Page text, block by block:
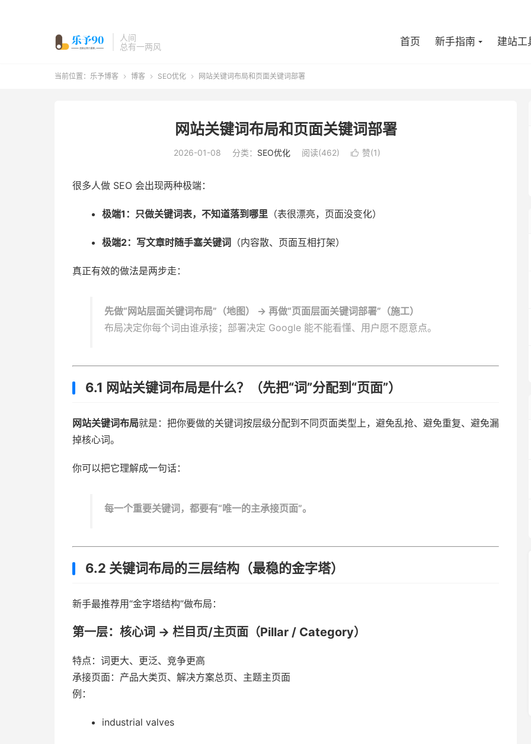
人间
总有一两风
首页 新手指南 建站工
当前位置： 乐予博客  博客  SEO优化  网站关键词布局和页面关键词部署
网站关键词布局和页面关键词部署
2026-01-08 分类： SEO优化 阅读(462)  赞(1)
很多人做 SEO 会出现两种极端：
极端1：只做关键词表，不知道落到哪里 （表很漂亮，页面没变化）
极端2：写文章时随手塞关键词 （内容散、页面互相打架）
真正有效的做法是两步走：
先做“网站层面关键词布局”（地图） → 再做“页面层面关键词部署”（施工）
布局决定你每个词由谁承接；部署决定 Google 能不能看懂、用户愿不愿意点。
6.1 网站关键词布局是什么？（先把“词”分配到“页面”）
网站关键词布局就是：把你要做的关键词按层级分配到不同页面类型上，避免乱抢、避免重复、避免漏
掉核心词。
你可以把它理解成一句话：
每一个重要关键词，都要有“唯一的主承接页面”。
6.2 关键词布局的三层结构（最稳的金字塔）
新手最推荐用“金字塔结构”做布局：
第一层：核心词 → 栏目页/主页面（Pillar / Category）
特点：词更大、更泛、竞争更高
承接页面：产品大类页、解决方案总页、主题主页面
例：
industrial valves